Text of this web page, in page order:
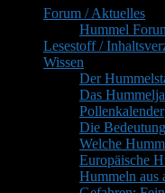
Widgetbereich
Forum / Aktuelles
Hummel
Lesestoff /
Wissen
Der
Das
Pollenkalender
Die
Welche
Europäische
Hummeln aus